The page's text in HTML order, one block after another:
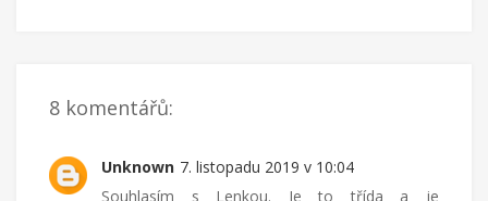
8 komentářů:
Unknown 7. listopadu 2019 v 10:04
Souhlasím s Lenkou. Je to třída a je